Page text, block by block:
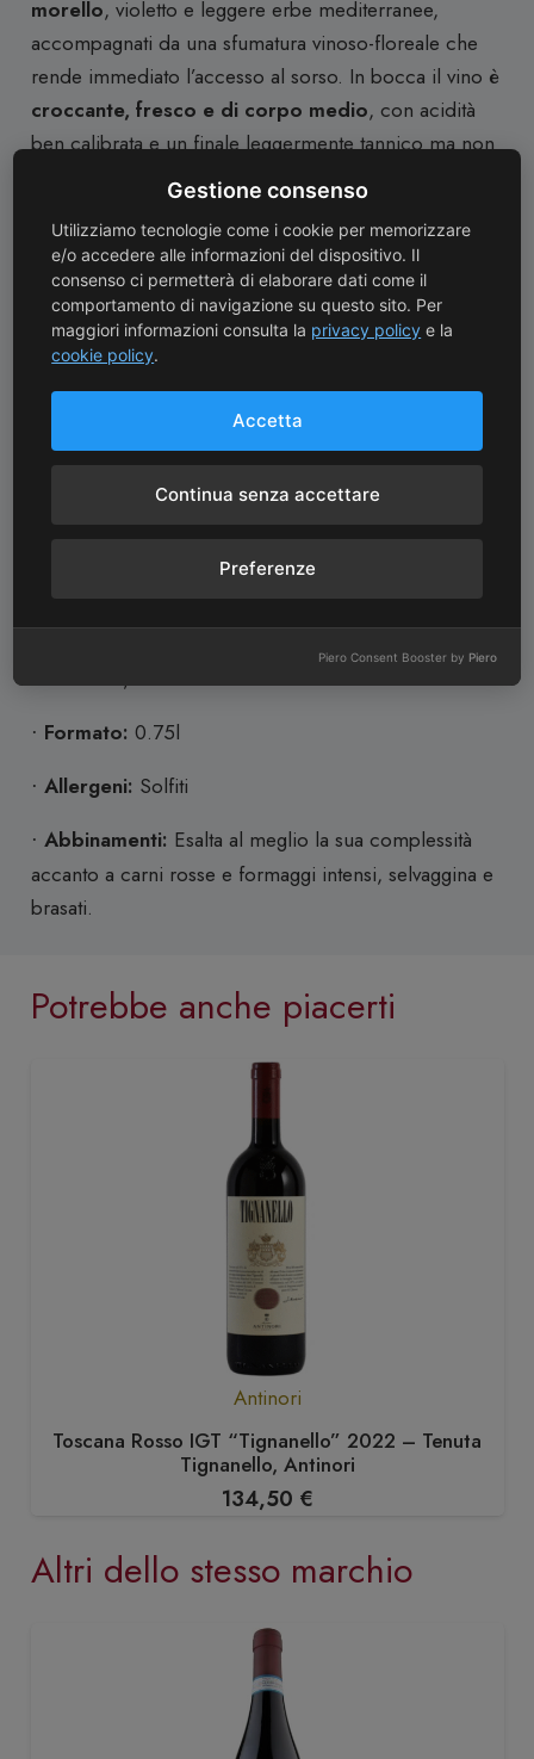
morello, violetto e leggere erbe mediterranee,
accompagnati da una sfumatura vinoso-floreale che
rende immediato l’accesso al sorso. In bocca il vino è
croccante, fresco e di corpo medio, con acidità
ben calibrata e un finale leggermente tannico ma non
aggressivo, che invita ad un altro bicchiere. La
agile e coinvolgente.
Specifiche Tecniche
Valpolicella Classico DOC
Azienda:Speri
Tipologia:Rosso
· Vitigni:60% Corvina, 30% Rondinella, 10% Molinara
Alcol:12,5%
· Formato: 0.75l
· Allergeni: Solfiti
· Abbinamenti: Esalta al meglio la sua complessità
accanto a carni rosse e formaggi intensi, selvaggina e
brasati.
Potrebbe anche piacerti
Antinori
Toscana Rosso IGT “Tignanello” 2022 – Tenuta
Tignanello, Antinori
134,50 €
Altri dello stesso marchio
Gestione consenso
Utilizziamo tecnologie come i cookie per memorizzare
e/o accedere alle informazioni del dispositivo. Il
consenso ci permetterà di elaborare dati come il
comportamento di navigazione su questo sito. Per
maggiori informazioni consulta la privacy policy e la
cookie policy.
Accetta
Continua senza accettare
Preferenze
Piero Consent Booster by Piero